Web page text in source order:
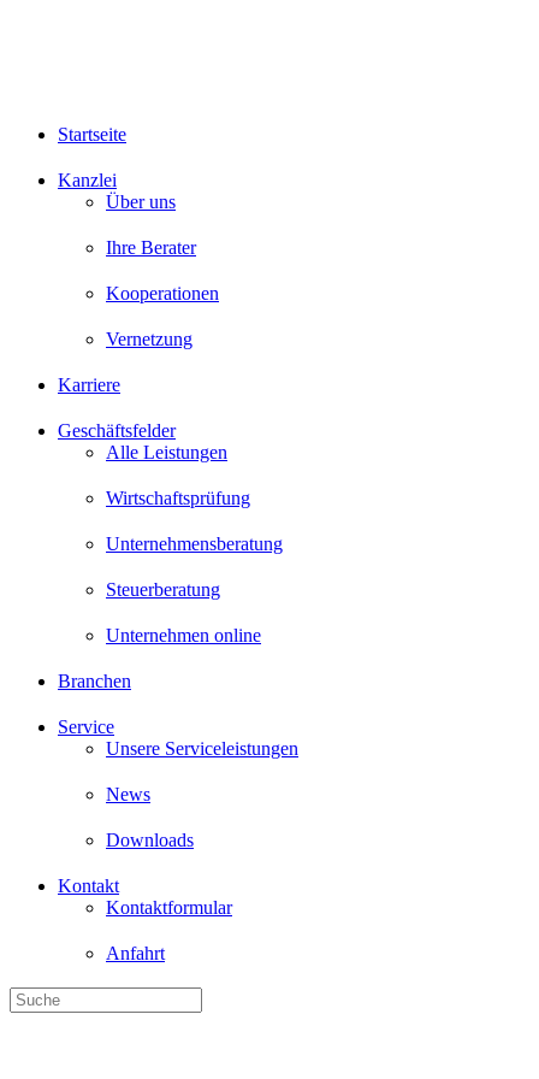
Startseite
Kanzlei
Über uns
Ihre Berater
Kooperationen
Vernetzung
Karriere
Geschäftsfelder
Alle Leistungen
Wirtschaftsprüfung
Unternehmensberatung
Steuerberatung
Unternehmen online
Branchen
Service
Unsere Serviceleistungen
News
Downloads
Kontakt
Kontaktformular
Anfahrt